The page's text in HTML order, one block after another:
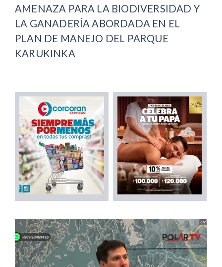
AMENAZA PARA LA BIODIVERSIDAD Y
LA GANADERÍA ABORDADA EN EL
PLAN DE MANEJO DEL PARQUE
KARUKINKA